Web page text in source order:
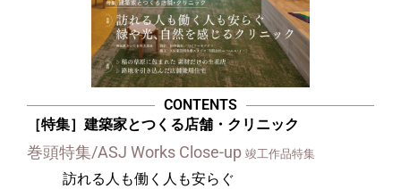
CONTENTS
［特集］建築家とつくる店舗・クリニック
巻頭特集/ASJ Works Close-up 竣工作品特集​
訪れる人も働く人も安らぐ